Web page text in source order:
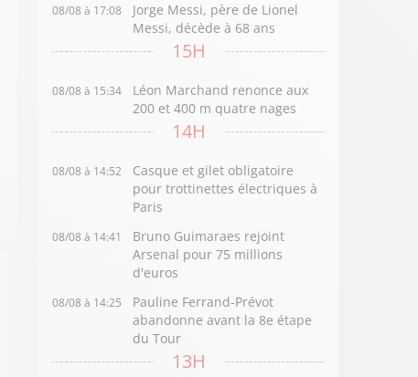
08/08 à 17:08
Jorge Messi, père de Lionel
Messi, décède à 68 ans
15H
08/08 à 15:34
Léon Marchand renonce aux
200 et 400 m quatre nages
14H
08/08 à 14:52
Casque et gilet obligatoire
pour trottinettes électriques à
Paris
08/08 à 14:41
Bruno Guimaraes rejoint
Arsenal pour 75 millions
d'euros
08/08 à 14:25
Pauline Ferrand-Prévot
abandonne avant la 8e étape
du Tour
13H